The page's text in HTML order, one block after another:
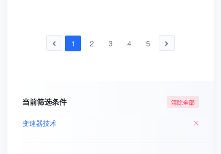
1 2 3 4 5
当前筛选条件 清除全部
变速器技术